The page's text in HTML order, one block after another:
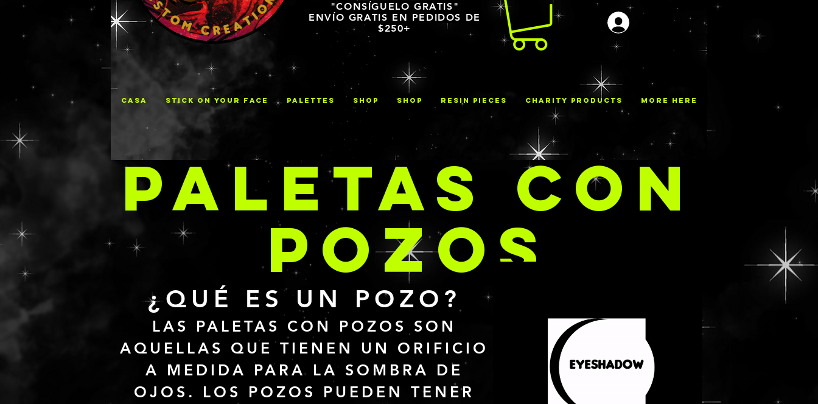
"CONSÍGUELO GRATIS"
ENVÍO GRATIS EN PEDIDOS DE
$250+
Iniciar sesión
CASA STICK ON YOUR FACE PALETTES Shop Shop RESIN PIECES CHARITY PRODUCTS MORE HERE
PALETAS CON
POZOS
¿QUÉ ES UN POZO?
LAS PALETAS CON POZOS SON
AQUELLAS QUE TIENEN UN ORIFICIO
A MEDIDA PARA LA SOMBRA DE
OJOS. LOS POZOS PUEDEN TENER